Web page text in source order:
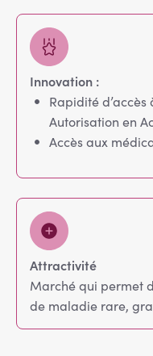
Innovation :
Rapidité
Autorisation en
Accès aux
Attractivité
Marché qui permet
de maladie rare,